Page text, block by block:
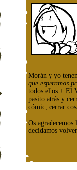
Morán y yo
que esperamos
todos ellos + El
pasito atrás y
cómic, cerrar
Os agradecemos
decidamos